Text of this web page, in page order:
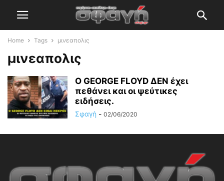
Home Tags μινεαπολις
μινεαπολις
Ο GEORGE FLOYD ΔΕΝ έχει
πεθάνει και οι ψεύτικες
ειδήσεις.
Σφαγή - 02/06/2020